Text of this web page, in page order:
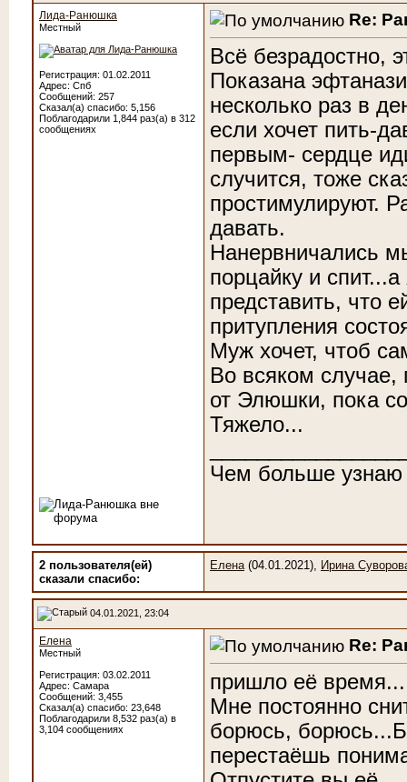
Лида-Ранюшка
Местный
Регистрация: 01.02.2011
Адрес: Спб
Сообщений: 257
Сказал(а) спасибо: 5,156
Поблагодарили 1,844 раз(а) в 312
сообщениях
Re:
Всё безрадостно,
Показана
несколько раз в
если хочет пить-
первым- сердце
случится, тоже
простимулируют.
давать.
Нанервничались
порцайку и
представить, что
притупления
Муж хочет, чтоб
Во всяком случае,
от Элюшки, пока
Тяжело...
Чем больше
2 пользователя(ей)
сказали cпасибо:
Елена(04.01.2021), Ирина
04.01.2021, 23:04
Елена
Местный
Регистрация: 03.02.2011
Адрес: Самара
Сообщений: 3,455
Сказал(а) спасибо: 23,648
Поблагодарили 8,532 раз(а) в
3,104 сообщениях
Re:
пришло её
Мне постоянно
борюсь,
перестаёшь